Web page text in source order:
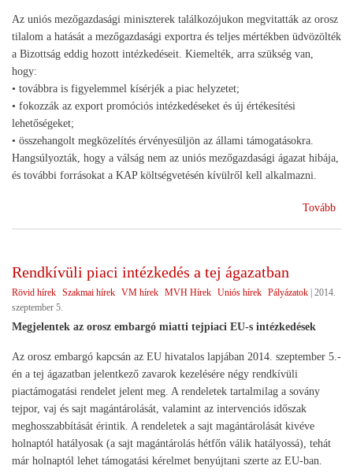
Az uniós mezőgazdasági miniszterek találkozójukon megvitatták az orosz
tilalom a hatását a mezőgazdasági exportra és teljes mértékben üdvözölték
a Bizottság eddig hozott intézkedéseit. Kiemelték, arra szükség van,
hogy:
• továbbra is figyelemmel kísérjék a piac helyzetet;
• fokozzák az export promóciós intézkedéseket és új értékesítési
lehetőségeket;
• összehangolt megközelítés érvényesüljön az állami támogatásokra.
Hangsúlyozták, hogy a válság nem az uniós mezőgazdasági ágazat hibája,
és további forrásokat a KAP költségvetésén kívülről kell alkalmazni.
Tovább
Rendkívüli piaci intézkedés a tej ágazatban
Rövid hírek Szakmai hírek VM hírek MVH Hírek Uniós hírek Pályázatok | 2014.
szeptember 5.
Megjelentek az orosz embargó miatti tejpiaci EU-s intézkedések
Az orosz embargó kapcsán az EU hivatalos lapjában 2014. szeptember 5.-
én a tej ágazatban jelentkező zavarok kezelésére négy rendkívüli
piactámogatási rendelet jelent meg. A rendeletek tartalmilag a sovány
tejpor, vaj és sajt magántárolását, valamint az intervenciós időszak
meghosszabbítását érintik. A rendeletek a sajt magántárolását kivéve
holnaptól hatályosak (a sajt magántárolás hétfőn válik hatályossá), tehát
már holnaptól lehet támogatási kérelmet benyújtani szerte az EU-ban.